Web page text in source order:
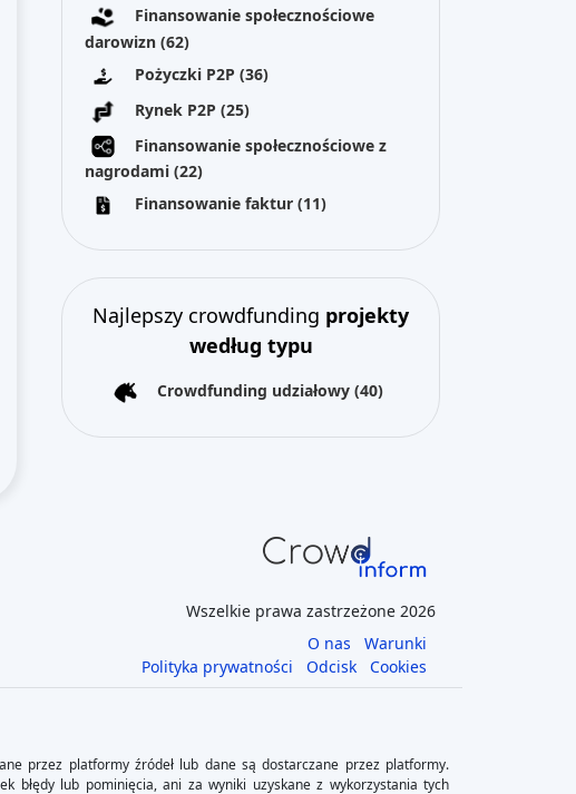
Finansowanie społecznościowe
darowizn (62)
Pożyczki P2P (36)
Rynek P2P (25)
Finansowanie społecznościowe z
nagrodami (22)
Finansowanie faktur (11)
Najlepszy crowdfunding projekty
według typu
Crowdfunding udziałowy (40)
Wszelkie prawa zastrzeżone 2026
O nas
Warunki
Polityka prywatności
Odcisk Cookies
przez platformy źródeł lub dane są dostarczane przez platformy.
błędy lub pominięcia, ani za wyniki uzyskane z wykorzystania tych